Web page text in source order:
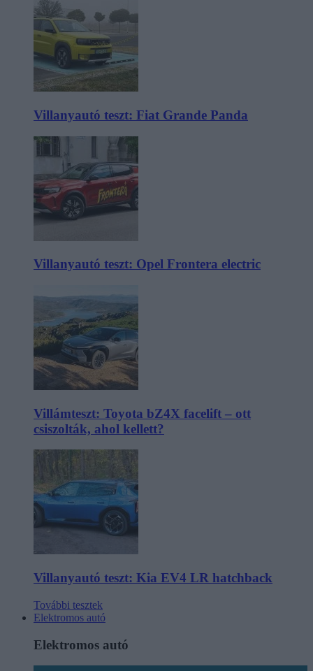
Villanyautó teszt: Fiat Grande Panda
Villanyautó teszt: Opel Frontera electric
Villámteszt: Toyota bZ4X facelift – ott
csiszolták, ahol kellett?
Villanyautó teszt: Kia EV4 LR hatchback
További tesztek
Elektromos autó
Elektromos autó